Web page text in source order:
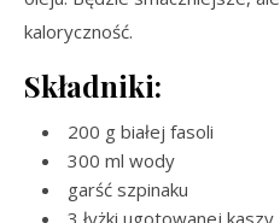
kaloryczność.
Składniki:
200 g białej fasoli
300 ml wody
garść szpinaku